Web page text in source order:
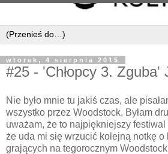
wtorek, 4 sierpnia 2015
#25 - 'Chłopcy 3. Zguba'
Nie było mnie tu jakiś czas, ale
wszystko przez Woodstock. Byłam
uważam, że to najpiękniejszy
że uda mi się wrzucić kolejną notkę o
grających na tegorocznym